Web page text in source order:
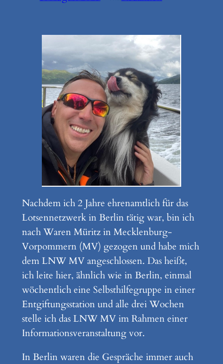
Nachdem ich 2 Jahre ehrenamtlich für das
Lotsennetzwerk in Berlin tätig war, bin ich
nach Waren Müritz in Mecklenburg-
Vorpommern (MV) gezogen und habe mich
dem LNW MV angeschlossen. Das heißt,
ich leite hier, ähnlich wie in Berlin, einmal
wöchentlich eine Selbsthilfegruppe in einer
Entgiftungsstation und alle drei Wochen
stelle ich das LNW MV im Rahmen einer
Informationsveranstaltung vor.
In Berlin waren die Gespräche immer auch